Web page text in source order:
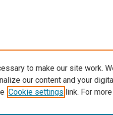
to make our site work.
our content and your
Cookie settings link. For